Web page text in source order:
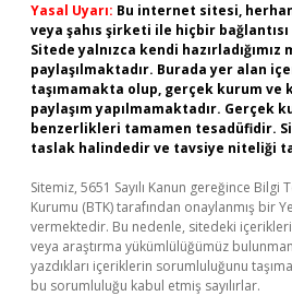
Yasal Uyarı: Bu internet sitesi,
veya şahıs şirketi ile hiçbir
Sitede yalnızca kendi
paylaşılmaktadır. Burada yer alan
taşımamakta olup, gerçek kurum ve
paylaşım yapılmamaktadır. Gerçek
benzerlikleri tamamen tesadüfidir.
taslak halindedir ve tavsiye niteliği
Sitemiz, 5651 Sayılı Kanun gereğince
Kurumu (BTK) tarafından onaylanmış bir
vermektedir. Bu nedenle, sitedeki
veya araştırma yükümlülüğümüz
yazdıkları içeriklerin sorumluluğunu
bu sorumluluğu kabul etmiş sayılırlar.